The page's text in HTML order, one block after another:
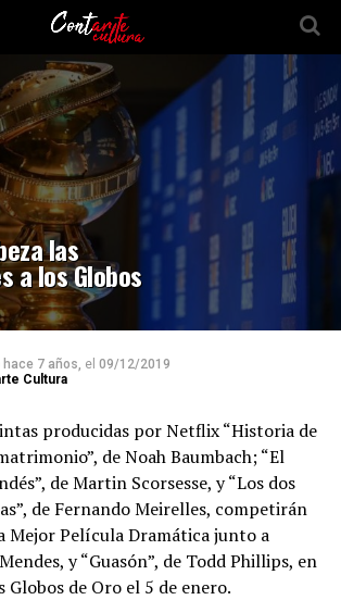
las
a los Globos
hace 7 años, el 09/12/2019
Cultura
producidas por Netflix “Historia de
de Noah Baumbach; “El
de Martin Scorsesse, y “Los dos
de Fernando Meirelles, competirán
Mejor Película Dramática junto a
y “Guasón”, de Todd Phillips, en
Globos de Oro el 5 de enero.